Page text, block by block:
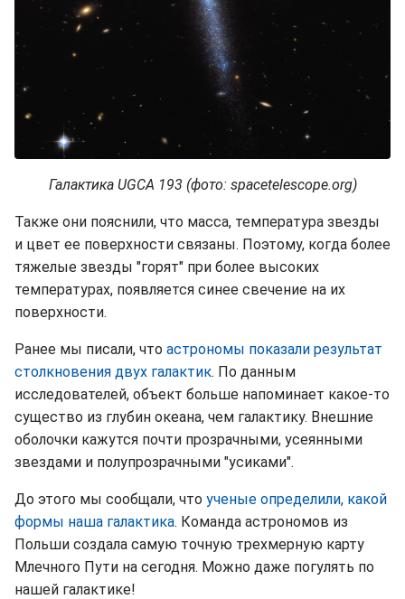
Галактика UGCA 193 (фото: spacetelescope.org)
Также они пояснили, что масса, температура звезды
и цвет ее поверхности связаны. Поэтому, когда более
тяжелые звезды "горят" при более высоких
температурах, появляется синее свечение на их
поверхности.
Ранее мы писали, что астрономы показали результат
столкновения двух галактик. По данным
исследователей, объект больше напоминает какое-то
существо из глубин океана, чем галактику. Внешние
оболочки кажутся почти прозрачными, усеянными
звездами и полупрозрачными "усиками".
До этого мы сообщали, что ученые определили, какой
формы наша галактика. Команда астрономов из
Польши создала самую точную трехмерную карту
Млечного Пути на сегодня. Можно даже погулять по
нашей галактике!